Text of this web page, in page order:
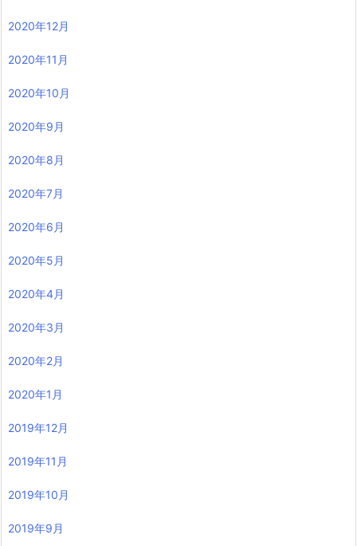
2020年12月
2020年11月
2020年10月
2020年9月
2020年8月
2020年7月
2020年6月
2020年5月
2020年4月
2020年3月
2020年2月
2020年1月
2019年12月
2019年11月
2019年10月
2019年9月